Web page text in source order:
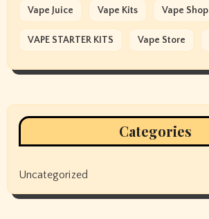
Vape Juice Vape Kits Vape Shop
VAPE STARTER KITS Vape Store
Categories
Uncategorized